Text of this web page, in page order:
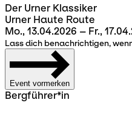
Der Urner Klassiker
Urner Haute Route
Mo., 13.04.2026 – Fr.,
Lass dich benachrichtigen,
Event vormerken
Bergführer*in